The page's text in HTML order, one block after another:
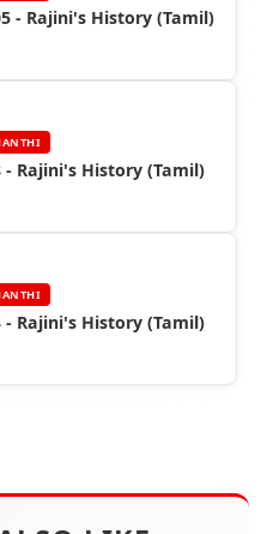
- Rajini's History (Tamil)
- Rajini's History (Tamil)
- Rajini's History (Tamil)